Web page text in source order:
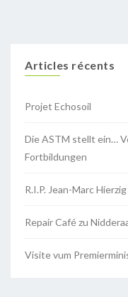
Articles récents
Projet Echosoil
Die ASTM stellt ein…
Fortbildungen
R.I.P. Jean-Marc Hierzig
Repair Café zu
Visite vum